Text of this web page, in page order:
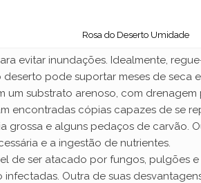
y
V
i
d
Rosa do Deserto Umidade
evitar inundações. Idealmente,
pode suportar meses de seca
um substrato arenoso, com
encontradas cópias capazes de se
grossa e alguns pedaços de
e a ingestão de nutrientes.
de ser atacado por fungos, pulgões
Outra de suas